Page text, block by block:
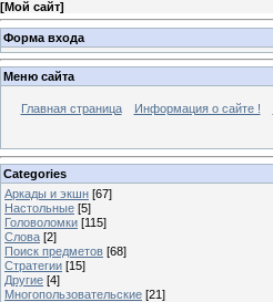
[Мой сайт]
Форма входа
Меню сайта
Главная страница Информация о сайте !
Categories
Аркады и экшн [67]
Настольные [5]
Головоломки [115]
Слова [2]
Поиск предметов [68]
Стратегии [15]
Другие [4]
Многопользовательские [21]